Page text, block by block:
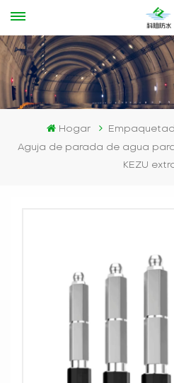
Hogar
Aguja de parada de agua
KEZU